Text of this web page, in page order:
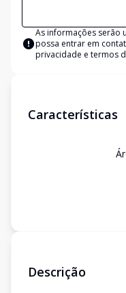
As informações serão
possa entrar em
privacidade e termos
Características
Descrição